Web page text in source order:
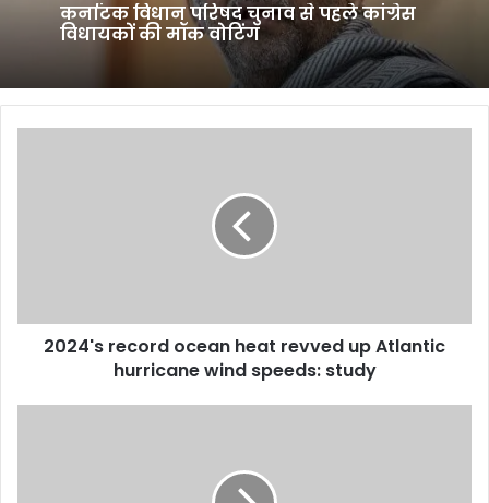
कर्नाटक विधान परिषद चुनाव से पहले कांग्रेस
विधायकों की मॉक वोटिंग
wind
speeds:
2024's record ocean heat revved up Atlantic
hurricane wind speeds: study